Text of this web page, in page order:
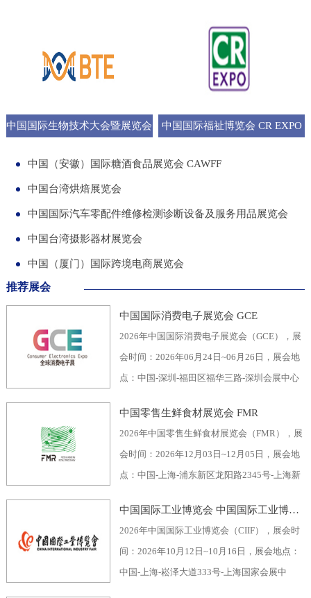
中国国际生物技术大会暨展览会 中国国际福祉博览会 CR EXPO
中国（安徽）国际糖酒食品展览会 CAWFF
中国台湾烘焙展览会
中国国际汽车零配件维修检测诊断设备及服务用品展览会
中国台湾摄影器材展览会
中国（厦门）国际跨境电商展览会
推荐展会
中国国际消费电子展览会 GCE
2026年中国国际消费电子展览会（GCE），展
会时间：2026年06月24日~06月26日，展会地
点：中国-深圳-福田区福华三路-深圳会展中心
深圳振华展览有限公司，举办周期：一年一
届，展会面积：40000平米，参展观众：60000
人，参展商数量及参展品牌达到400家。2026
全球消费电子展暨深圳国际消费电子展览
会“GCE”，致力于为全球消费电子生产企业、
中国零售生鲜食材展览会 FMR
2026年中国零售生鲜食材展览会（FMR），展
会时间：2026年12月03日~12月05日，展会地
点：中国-上海-浦东新区龙阳路2345号-上海新
企业协会自有品牌专业委员会，举办周期：一
年一届，展会面积：70000平米，参展观众：
30000人，参展商数量及参展品牌达到1500
家。中国零售生鲜食材展览会FMR（国际生鲜
中国国际工业博览会 中国国际工业博览会 CIIF
2026年中国国际工业博览会（CIIF），展会时
间：2026年10月12日~10月16日，展会地点：
中国-上海-崧泽大道333号-上海国家会展中